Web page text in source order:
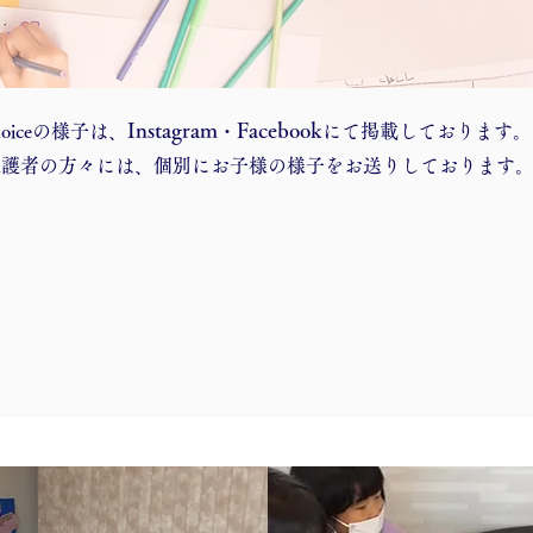
の様子は、 Instagram ・ Facebookにて掲載しております。
者の方々には、個別にお子様の様子をお送りしております。